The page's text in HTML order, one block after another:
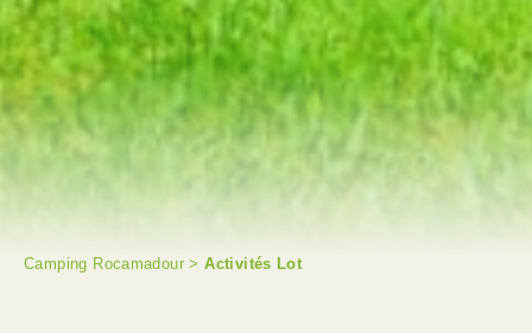
Camping Rocamadour >Activités Lot